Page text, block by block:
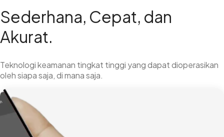
Sederhana, Cepat, dan
Akurat.
Teknologi keamanan tingkat tinggi yang dapat dioperasikan
oleh siapa saja, di mana saja.